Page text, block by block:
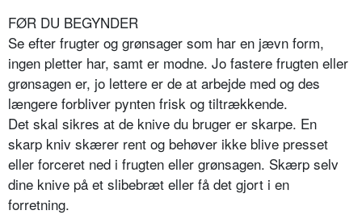
FØR DU BEGYNDER
Se efter frugter og grønsager som har en jævn form,
ingen pletter har, samt er modne. Jo fastere frugten eller
grønsagen er, jo lettere er de at arbejde med og des
længere forbliver pynten frisk og tiltrækkende.
Det skal sikres at de knive du bruger er skarpe. En
skarp kniv skærer rent og behøver ikke blive presset
eller forceret ned i frugten eller grønsagen. Skærp selv
dine knive på et slibebræt eller få det gjort i en
forretning.